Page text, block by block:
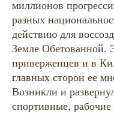
миллионов
разных
действию для
Земле Обетованной.
приверженцев и в
главных сторон ее
Возникли и
спортивные,